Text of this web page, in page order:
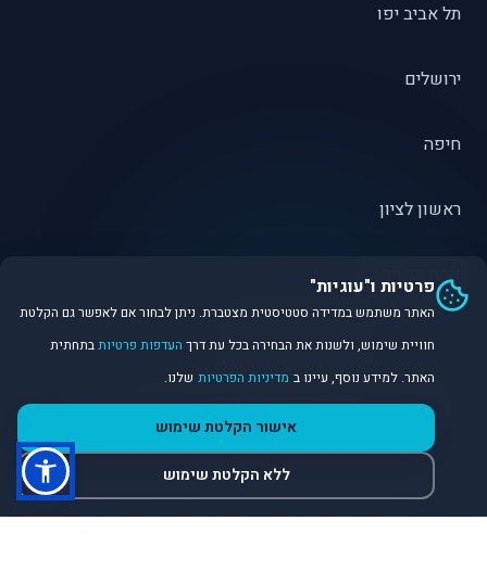
תל אביב יפו
ירושלים
חיפה
ראשון לציון
פתח תקווה
©
פלטפורמת נתונים ובינה מלאכותית לניתוח שוק הנדל״ן.
פרטיות ו"עוגיות"
האתר משתמש במדידה סטטיסטית מצטברת. ניתן לבחור אם לאפשר גם הקלטת
חוויית שימוש, ולשנות את הבחירה בכל עת דרך העדפות פרטיותבתחתית
האתר. למידע נוסף, עיינו ב מדיניות הפרטיות שלנו.
אישור הקלטת שימוש
ללא הקלטת שימוש